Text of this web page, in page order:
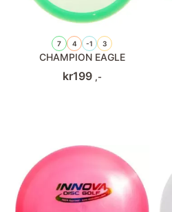
7 4 -1 3
CHAMPION EAGLE
kr199 ,-